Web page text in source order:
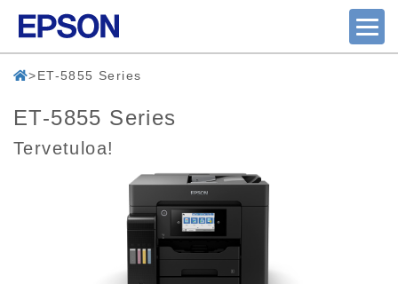
ET-5855 Series
ET-5855 Series
Tervetuloa!